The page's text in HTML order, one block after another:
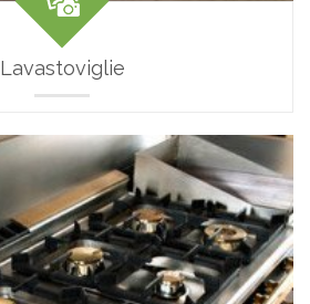
Lavastoviglie